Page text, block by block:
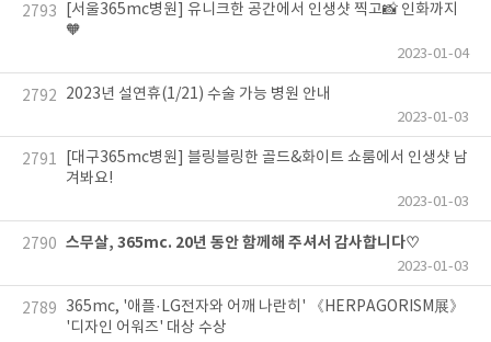
2793
[서울365mc병원] 유니크한 공간에서 인생샷 찍고📸 인화까지
🧡
2023-01-04
2792 2023년 설연휴(1/21) 수술 가능 병원 안내
2023-01-03
2791
[대구365mc병원] 블링블링한 골드&화이트 쇼룸에서 인생샷 남
겨봐요!
2023-01-03
2790 스무살, 365mc. 20년 동안 함께해 주셔서 감사합니다♡
2023-01-03
2789
365mc, '애플·LG전자와 어깨 나란히' 《HERPAGORISM展》
'디자인 어워즈' 대상 수상